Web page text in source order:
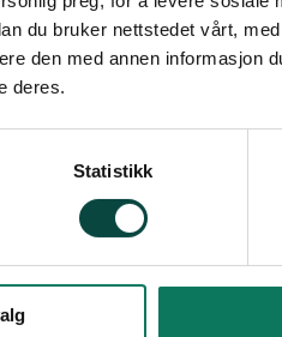
du bruker nettstedet vårt,
den med annen informasjon
deres.
Statistikk
for å stanse tapet
følger for
fått svært lite